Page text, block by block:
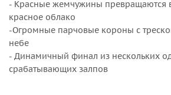
- Красные жемчужины превращаются
красное облако
-Огромные парчовые короны с
небе
- Динамичный финал из нескольких
срабатывающих залпов